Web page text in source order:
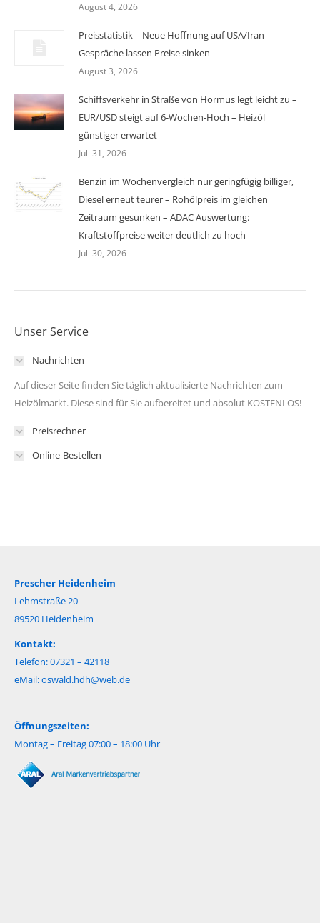
August 4, 2026
Preisstatistik – Neue Hoffnung auf USA/Iran-
Gespräche lassen Preise sinken
August 3, 2026
Schiffsverkehr in Straße von Hormus legt leicht zu –
EUR/USD steigt auf 6-Wochen-Hoch – Heizöl
günstiger erwartet
Juli 31, 2026
Benzin im Wochenvergleich nur geringfügig billiger,
Diesel erneut teurer – Rohölpreis im gleichen
Zeitraum gesunken – ADAC Auswertung:
Kraftstoffpreise weiter deutlich zu hoch
Juli 30, 2026
Unser Service
Nachrichten
Auf dieser Seite finden Sie täglich aktualisierte Nachrichten zum
Heizölmarkt. Diese sind für Sie aufbereitet und absolut KOSTENLOS!
Preisrechner
Online-Bestellen
Prescher Heidenheim
Lehmstraße 20
89520 Heidenheim
Kontakt:
Telefon: 07321 – 42118
eMail:oswald.hdh@web.de
Öffnungszeiten:
Montag – Freitag 07:00 – 18:00 Uhr